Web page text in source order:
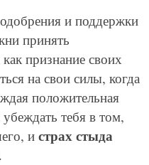
и поддержки
принять
признание своих
на свои силы, когда
положительная
убеждать тебя в том,
и страх стыда